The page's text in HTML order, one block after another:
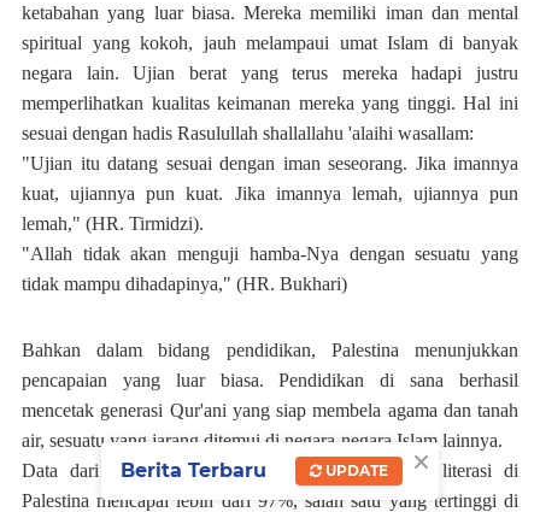
ketabahan yang luar biasa. Mereka memiliki iman dan mental
spiritual yang kokoh, jauh melampaui umat Islam di banyak
negara lain. Ujian berat yang terus mereka hadapi justru
memperlihatkan kualitas keimanan mereka yang tinggi. Hal ini
sesuai dengan hadis Rasulullah shallallahu 'alaihi wasallam:
"Ujian itu datang sesuai dengan iman seseorang. Jika imannya
kuat, ujiannya pun kuat. Jika imannya lemah, ujiannya pun
lemah," (HR. Tirmidzi).
"Allah tidak akan menguji hamba-Nya dengan sesuatu yang
tidak mampu dihadapinya," (HR. Bukhari)
Bahkan dalam bidang pendidikan, Palestina menunjukkan
pencapaian yang luar biasa. Pendidikan di sana berhasil
mencetak generasi Qur'ani yang siap membela agama dan tanah
air, sesuatu yang jarang ditemui di negara-negara Islam lainnya.
Data dari UNESCO menunjukkan bahwa tingkat literasi di
Palestina mencapai lebih dari 97%, salah satu yang tertinggi di
×
Berita Terbaru UPDATE